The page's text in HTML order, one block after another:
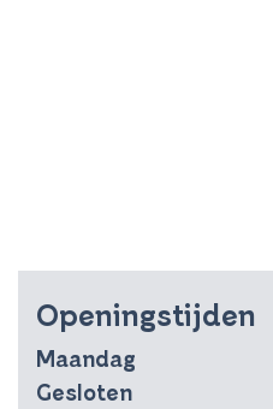
Openingstijden
Maandag
Gesloten